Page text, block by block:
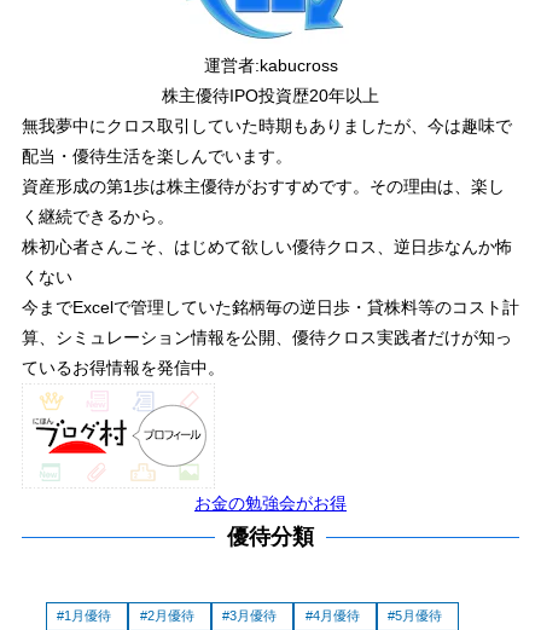
運営者:kabucross
株主優待IPO投資歴20年以上
無我夢中にクロス取引していた時期もありましたが、今は趣味で
配当・優待生活を楽しんでいます。
資産形成の第1歩は株主優待がおすすめです。その理由は、楽し
く継続できるから。
株初心者さんこそ、はじめて欲しい優待クロス、逆日歩なんか怖
くない
今までExcelで管理していた銘柄毎の逆日歩・貸株料等のコスト計
算、シミュレーション情報を公開、優待クロス実践者だけが知っ
ているお得情報を発信中。
お金の勉強会がお得
優待分類
1月優待 2月優待 3月優待 4月優待 5月優待